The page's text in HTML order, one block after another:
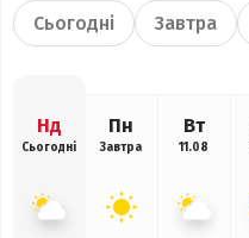
Сьогодні Завтра
Нд
Сьогодні
Пн
Завтра
Вт
11.08